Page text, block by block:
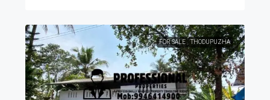
FOR SALE THODUPUZHA